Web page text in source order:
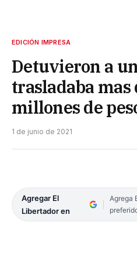
EDICIÓN IMPRESA
Detuvieron a
trasladaba mas
millones de
1 de junio de 2021
Agregar El
Libertador en
Agrega